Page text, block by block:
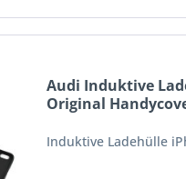
Audi Induktive
Original
Induktive Ladehülle